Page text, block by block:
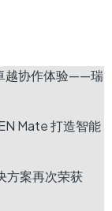
越协作体验——瑞
Mate 打造智能
方案再次荣获